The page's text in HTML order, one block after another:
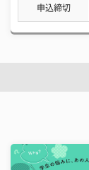
申込締切